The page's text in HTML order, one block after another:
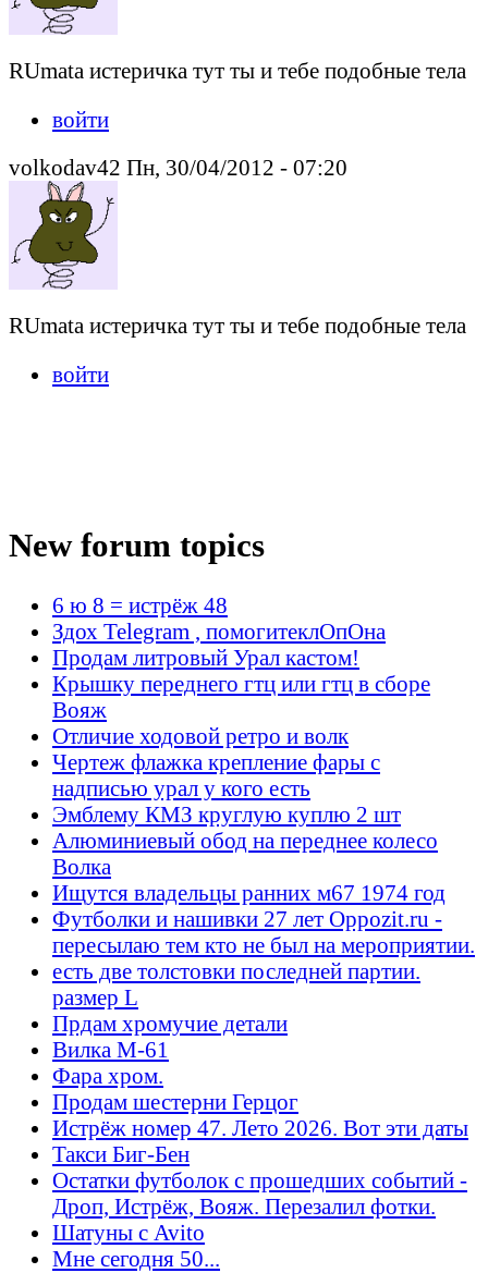
RUmata истеричка тут ты и тебе подобные тела
войти
volkodav42 Пн, 30/04/2012 - 07:20
RUmata истеричка тут ты и тебе подобные тела
войти
New forum topics
6 ю 8 = истрёж 48
Здох Telegram , помогитеклОпОна
Продам литровый Урал кастом!
Крышку переднего гтц или гтц в сборе
Вояж
Отличие ходовой ретро и волк
Чертеж флажка крепление фары с
надписью урал у кого есть
Эмблему КМЗ круглую куплю 2 шт
Алюминиевый обод на переднее колесо
Волка
Ищутся владельцы ранних м67 1974 год
Футболки и нашивки 27 лет Oppozit.ru -
пересылаю тем кто не был на мероприятии.
есть две толстовки последней партии.
размер L
Прдам хромучие детали
Вилка М-61
Фара хром.
Продам шестерни Герцог
Истрёж номер 47. Лето 2026. Вот эти даты
Такси Биг-Бен
Остатки футболок с прошедших событий -
Дроп, Истрёж, Вояж. Перезалил фотки.
Шатуны с Avito
Мне сегодня 50...